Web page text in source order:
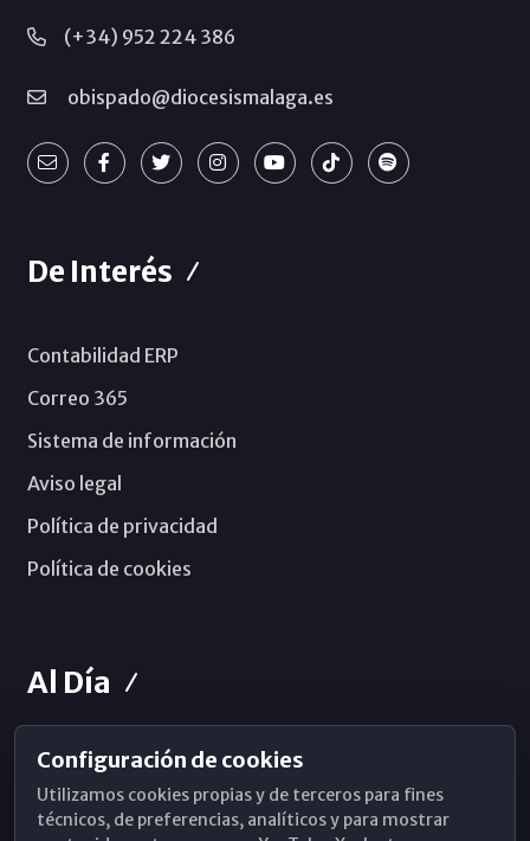
(+34) 952 224 386
obispado@diocesismalaga.es
De Interés
Contabilidad ERP
Correo 365
Sistema de información
Aviso legal
Política de privacidad
Política de cookies
Al Día
Horarios de Misa
Hemeroteca
Configuración de cookies
Utilizamos cookies propias y de terceros para fines
técnicos, de preferencias, analíticos y para mostrar